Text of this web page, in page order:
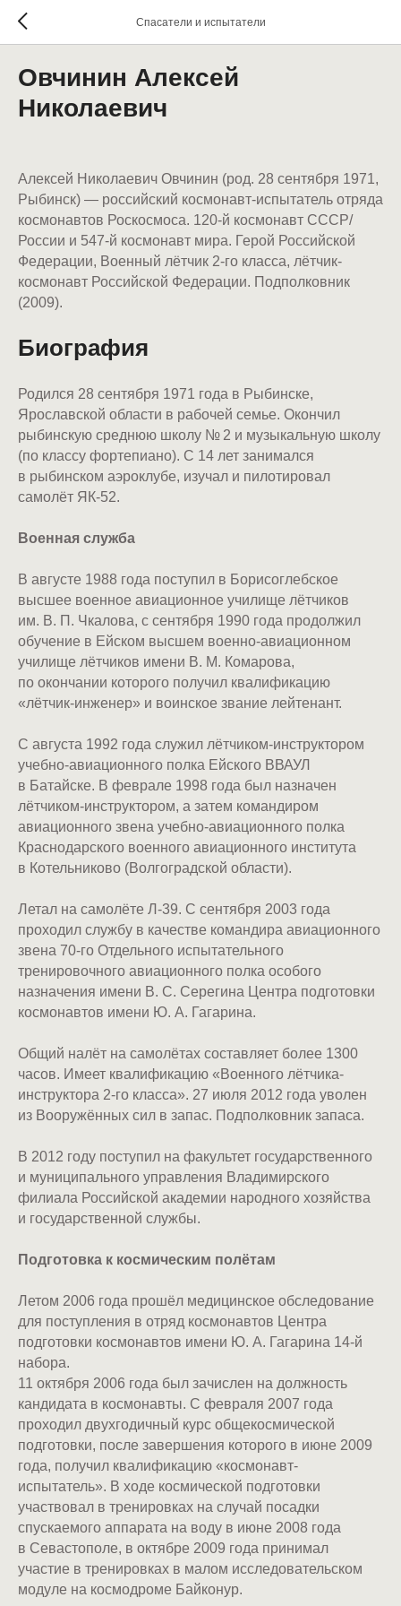
Спасатели и испытатели
Овчинин Алексей
Николаевич
Алексей Николаевич Овчинин (род. 28 сентября 1971,
Рыбинск) — российский космонавт-испытатель отряда
космонавтов Роскосмоса. 120-й космонавт СССР/
России и 547-й космонавт мира. Герой Российской
Федерации, Военный лётчик 2-го класса, лётчик-
космонавт Российской Федерации. Подполковник
(2009).
Биография
Родился 28 сентября 1971 года в Рыбинске,
Ярославской области в рабочей семье. Окончил
рыбинскую среднюю школу № 2 и музыкальную школу
(по классу фортепиано). С 14 лет занимался
в рыбинском аэроклубе, изучал и пилотировал
самолёт ЯК-52.
Военная служба
В августе 1988 года поступил в Борисоглебское
высшее военное авиационное училище лётчиков
им. В. П. Чкалова, с сентября 1990 года продолжил
обучение в Ейском высшем военно-авиационном
училище лётчиков имени В. М. Комарова,
по окончании которого получил квалификацию
«лётчик-инженер» и воинское звание лейтенант.
С августа 1992 года служил лётчиком-инструктором
учебно-авиационного полка Ейского ВВАУЛ
в Батайске. В феврале 1998 года был назначен
лётчиком-инструктором, а затем командиром
авиационного звена учебно-авиационного полка
Краснодарского военного авиационного института
в Котельниково (Волгоградской области).
Летал на самолёте Л-39. С сентября 2003 года
проходил службу в качестве командира авиационного
звена 70-го Отдельного испытательного
тренировочного авиационного полка особого
назначения имени В. С. Серегина Центра подготовки
космонавтов имени Ю. А. Гагарина.
Общий налёт на самолётах составляет более 1300
часов. Имеет квалификацию «Военного лётчика-
инструктора 2-го класса». 27 июля 2012 года уволен
из Вооружённых сил в запас. Подполковник запаса.
В 2012 году поступил на факультет государственного
и муниципального управления Владимирского
филиала Российской академии народного хозяйства
и государственной службы.
Подготовка к космическим полётам
Летом 2006 года прошёл медицинское обследование
для поступления в отряд космонавтов Центра
подготовки космонавтов имени Ю. А. Гагарина 14-й
набора.
11 октября 2006 года был зачислен на должность
кандидата в космонавты. С февраля 2007 года
проходил двухгодичный курс общекосмической
подготовки, после завершения которого в июне 2009
года, получил квалификацию «космонавт-
испытатель». В ходе космической подготовки
участвовал в тренировках на случай посадки
спускаемого аппарата на воду в июне 2008 года
в Севастополе, в октябре 2009 года принимал
участие в тренировках в малом исследовательском
модуле на космодроме Байконур.